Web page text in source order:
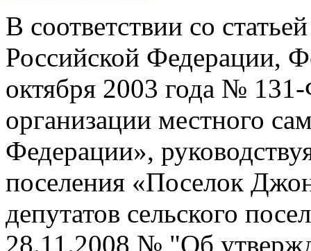
В соответствии со
Российской Федерации,
октября 2003 года №
организации местного
Федерации»,
поселения «Поселок
депутатов сельского
28.11.2008 № "Об